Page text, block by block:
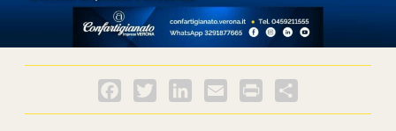
Facebook
Twitter LinkedInEmail PrintFriendly